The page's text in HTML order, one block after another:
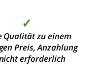
✓
Qualität zu einem
Preis, Anzahlung
erforderlich